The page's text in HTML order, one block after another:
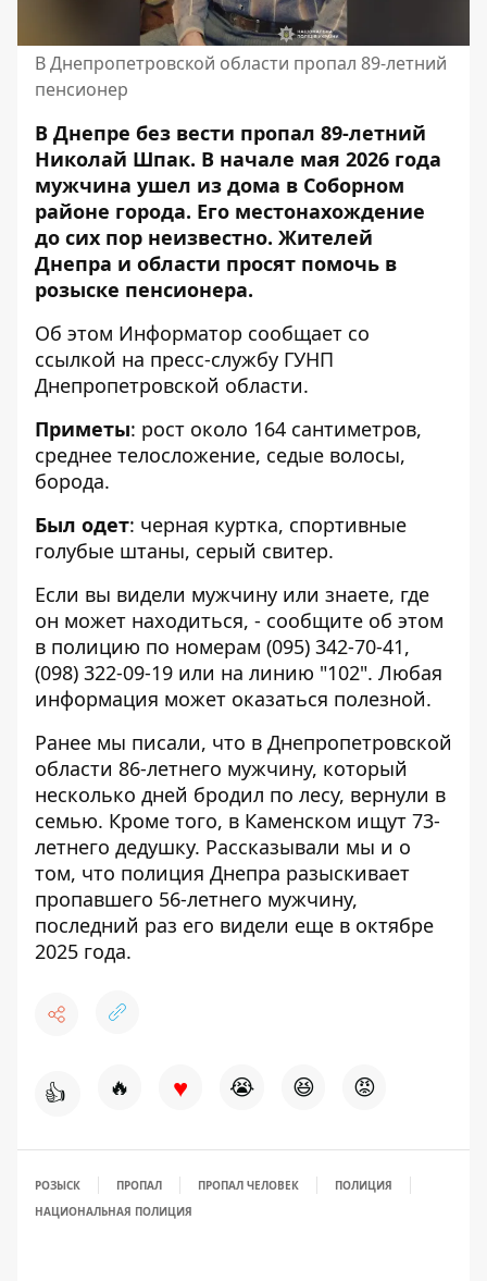
В Днепропетровской области пропал 89-летний
пенсионер
В Днепре без вести пропал 89-летний
Николай Шпак. В начале мая 2026 года
мужчина ушел из дома в Соборном
районе города. Его местонахождение
до сих пор неизвестно. Жителей
Днепра и области просят помочь в
розыске пенсионера.
Об этом Информатор сообщает со
ссылкой на пресс-службу ГУНП
Днепропетровской области.
Приметы: рост около 164 сантиметров,
среднее телосложение, седые волосы,
борода.
Был одет: черная куртка, спортивные
голубые штаны, серый свитер.
Если вы видели мужчину или знаете, где
он может находиться, - сообщите об этом
в полицию по номерам (095) 342-70-41,
(098) 322-09-19 или на линию "102". Любая
информация может оказаться полезной.
Ранее мы писали, что в Днепропетровской
области 86-летнего мужчину, который
несколько дней бродил по лесу, вернули в
семью. Кроме того, в Каменском ищут 73-
летнего дедушку. Рассказывали мы и о
том, что полиция Днепра разыскивает
пропавшего 56-летнего мужчину,
последний раз его видели еще в октябре
2025 года.
👍 🔥 ♥ 😭 😆 😡
РОЗЫСК ПРОПАЛ ПРОПАЛ ЧЕЛОВЕК
ПОЛИЦИЯ
НАЦИОНАЛЬНАЯ ПОЛИЦИЯ